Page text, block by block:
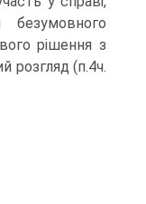
рішення з
розгляд (п.4ч.